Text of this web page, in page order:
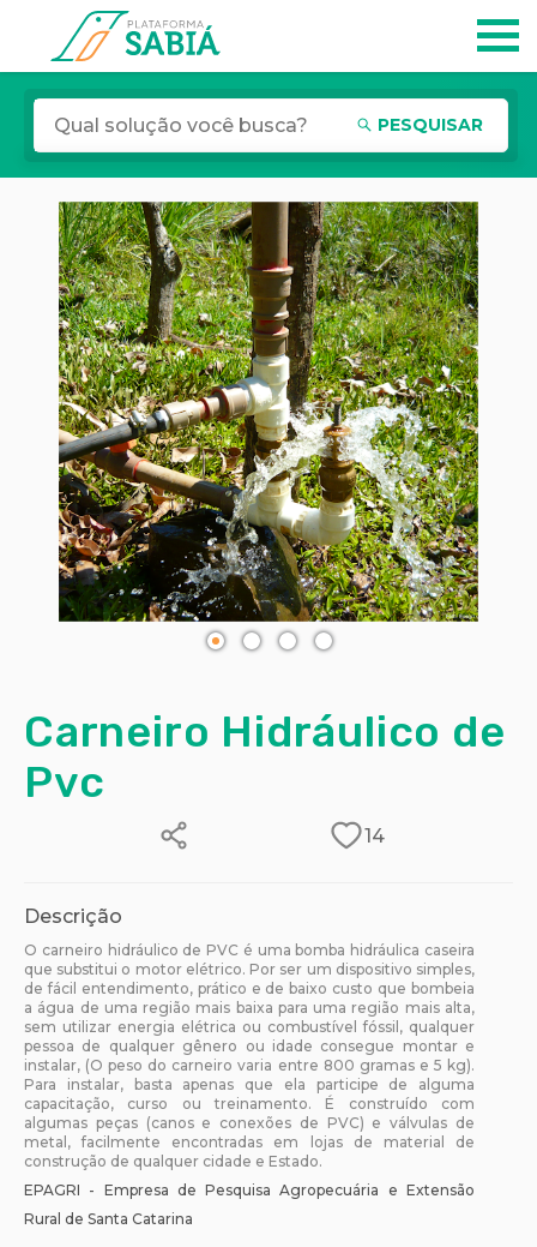
PESQUISAR
Carneiro Hidráulico de
Pvc
14
Descrição
O carneiro hidráulico de PVC é uma bomba hidráulica caseira
que substitui o motor elétrico. Por ser um dispositivo simples,
de fácil entendimento, prático e de baixo custo que bombeia
a água de uma região mais baixa para uma região mais alta,
sem utilizar energia elétrica ou combustível fóssil, qualquer
pessoa de qualquer gênero ou idade consegue montar e
instalar, (O peso do carneiro varia entre 800 gramas e 5 kg).
Para instalar, basta apenas que ela participe de alguma
capacitação, curso ou treinamento. É construído com
algumas peças (canos e conexões de PVC) e válvulas de
metal, facilmente encontradas em lojas de material de
construção de qualquer cidade e Estado.
EPAGRI - Empresa de Pesquisa Agropecuária e Extensão
Rural de Santa Catarina